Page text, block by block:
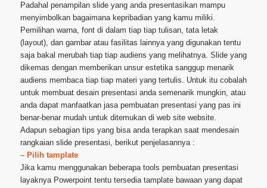
Padahal penampilan slide yang anda presentasikan mampu
menyimbolkan bagaimana kepribadian yang kamu miliki.
Pemilihan warna, font di dalam tiap tiap tulisan, tata letak
(layout), dan gambar atau fasilitas lainnya yang digunakan tentu
saja bakal merubah tiap tiap audiens yang melihatnya. Slide yang
dikemas dengan memberikan unsur estetika sanggup menarik
audiens membaca tiap tiap materi yang tertulis. Untuk itu cobalah
untuk membuat desain presentasi anda semenarik mungkin, atau
anda dapat manfaatkan jasa pembuatan presentasi yang pas ini
benar-benar mudah untuk ditemukan di web site website.
Adapun sebagian tips yang bisa anda terapkan saat mendesain
rangkaian slide presentasi, berikut penjelasannya :
– Pilih tamplate
Jika kamu menggunakan beberapa tools pembuatan presentasi
layaknya Powerpoint tentu tersedia tamplate bawaan yang dapat